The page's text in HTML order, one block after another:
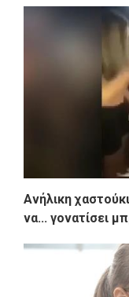
Ανήλικη
να... γονατίσει